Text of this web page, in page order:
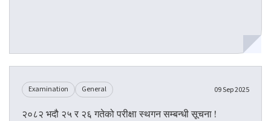
Examination General 09 Sep 2025
२०८२ भदौ २५ र २६ गतेको परीक्षा स्थगन सम्बन्धी सूचना !